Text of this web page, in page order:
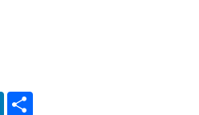
LinkedIn